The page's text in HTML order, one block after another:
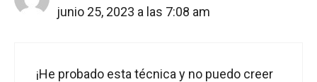
junio 25, 2023 a las 7:08 am
¡He probado esta técnica y no puedo creer